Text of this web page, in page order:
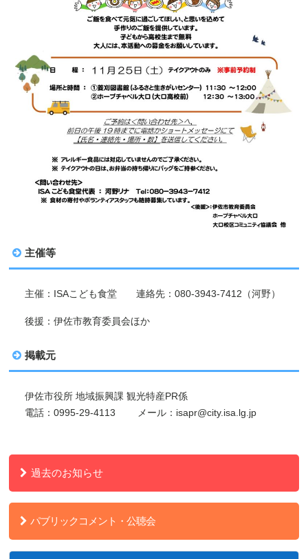
主催等
主催：ISAこども食堂 連絡先：080-3943-7412（河野）
後援：伊佐市教育委員会ほか
掲載元
伊佐市役所 地域振興課 観光特産PR係
電話：0995-29-4113 メール：isapr@city.isa.lg.jp
過去のお知らせ
パブリックコメント・公聴会